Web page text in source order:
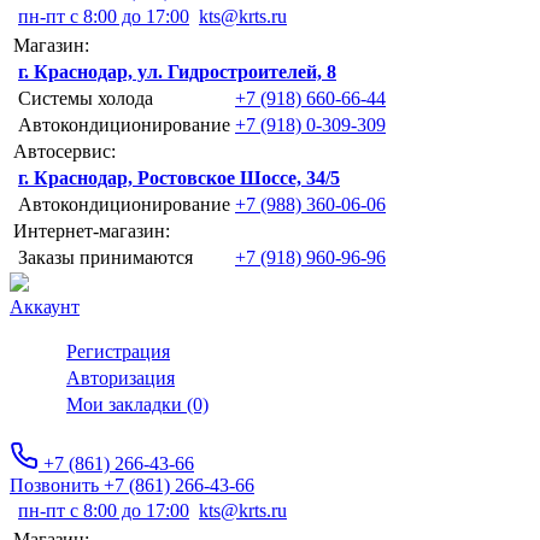
пн-пт с 8:00 до 17:00 kts@krts.ru
Магазин:
г. Краснодар, ул. Гидростроителей, 8
Системы холода
+7 (918) 660-66-44
Автокондиционирование +7 (918) 0-309-309
Автосервис:
г. Краснодар, Ростовское Шоссе, 34/5
Автокондиционирование +7 (988) 360-06-06
Интернет-магазин:
Заказы принимаются
+7 (918) 960-96-96
Аккаунт
Регистрация
Авторизация
Мои закладки (0)
+7 (861) 266-43-66
Позвонить +7 (861) 266-43-66
пн-пт с 8:00 до 17:00 kts@krts.ru